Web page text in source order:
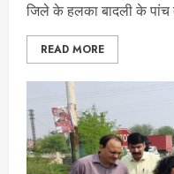
जिले के हलका बादली के पांच
READ MORE